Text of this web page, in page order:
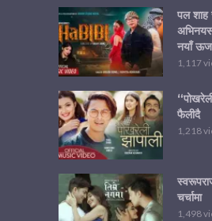
पल शाह
नयाँ
1,117
फैलीदै
1,218
चर्चामा
1,498